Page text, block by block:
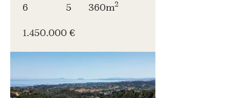
6 5 360m2
1.450.000 €